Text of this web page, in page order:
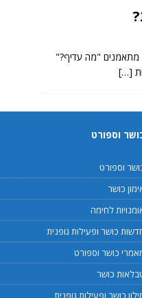
מתאמנים "מה עדיף?"
[…]
וספורט
וספורט
כושר
לחימה
כושר ופעילות גופנית
כושר וספורט
כושר
כושר ופעילות גופנית